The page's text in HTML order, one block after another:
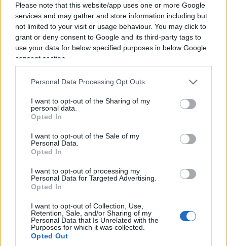
Please note that this website/app uses one or more Google
services and may gather and store information including but
not limited to your visit or usage behaviour. You may click to
grant or deny consent to Google and its third-party tags to
use your data for below specified purposes in below Google
consent section.
Personal Data Processing Opt Outs
I want to opt-out of the Sharing of my
personal data.
Opted In
I want to opt-out of the Sale of my
Personal Data.
Opted In
I want to opt-out of processing my
Personal Data for Targeted Advertising.
Opted In
I want to opt-out of Collection, Use,
Retention, Sale, and/or Sharing of my
Personal Data that Is Unrelated with the
Purposes for which it was collected.
Opted Out
canzone per raccontare l’invasione di Praga ma
non nomina mai l’invasore sovietico, ne fa una per
piangere Auschwitz e fa in modo che tutti
capiscano che è una metafora, il nazismo male
eterno per la destra, senza distinzioni, senza
prende pari pari da Stalin, da Marx.
dei cantautori “impegnati” nella propaganda
in un modo superficiale, povero di contenuti e di
esaltati.
Guccini, come i colleghi di militanza, era uno che
doveva la sua fortuna cantautorale e poi di
scrittore alla
perfetta macchina cultural
egemonica del PCIcon le sue ARCI, le feste
dell’Unità, l’oliato circuito dei concerti e della
promozione ideologizzata, e per tutti gli anni